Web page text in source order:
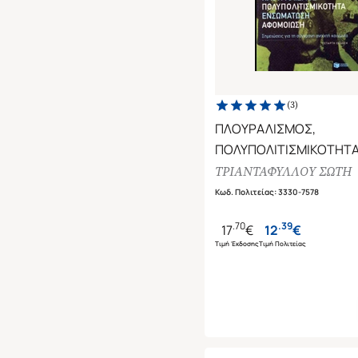
(3)
ΠΛΟΥΡΑΛΙΣΜΟΣ,
ΕΝΣΩΜΑΤΩΣΗ,
ΣΗΜΕΙΩΣΕΙΣ ΓΙΑ ΤΗ
ΤΡΙΑΝΤΑΦΥΛΛΟΥ ΣΩΤΗ
Κωδ. Πολιτείας:3330-7578
17.70€
Τιμή Έκδοσης
12.39€
Τιμή Πολιτείας